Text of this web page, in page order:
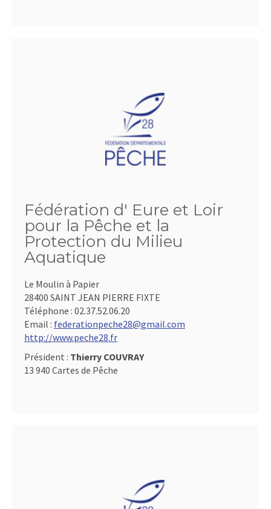
Fédération d' Eure et Loir
pour la Pêche et la
Protection du Milieu
Aquatique
Le Moulin à Papier
28400 SAINT JEAN PIERRE FIXTE
Téléphone : 02.37.52.06.20
Email : federationpeche28@gmail.com
http://www.peche28.fr
Président : Thierry COUVRAY
13 940 Cartes de Pêche